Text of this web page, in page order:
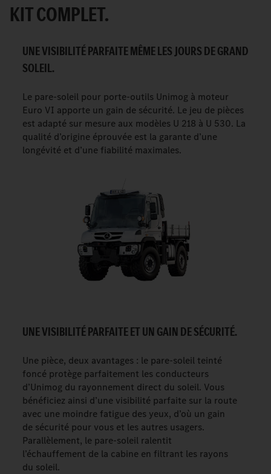
KIT COMPLET.
UNE VISIBILITÉ PARFAITE MÊME LES JOURS DE GRAND
SOLEIL.
Le pare-soleil pour porte-outils Unimog à moteur
Euro VI apporte un gain de sécurité. Le jeu de pièces
est adapté sur mesure aux modèles U 218 à U 530. La
qualité d’origine éprouvée est la garante d’une
longévité et d’une fiabilité maximales.
UNE VISIBILITÉ PARFAITE ET UN GAIN DE SÉCURITÉ.
Une pièce, deux avantages : le pare-soleil teinté
foncé protège parfaitement les conducteurs
d’Unimog du rayonnement direct du soleil. Vous
bénéficiez ainsi d’une visibilité parfaite sur la route
avec une moindre fatigue des yeux, d’où un gain
de sécurité pour vous et les autres usagers.
Parallèlement, le pare-soleil ralentit
l’échauffement de la cabine en filtrant les rayons
du soleil.